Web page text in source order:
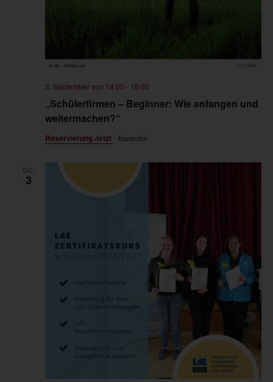
„Schülerfirmen – Beginner: Wie anfangen und
weitermachen?“
3. September von 14:00 - 16:00
Reservierung Jetzt Kostenlos
DO.
3